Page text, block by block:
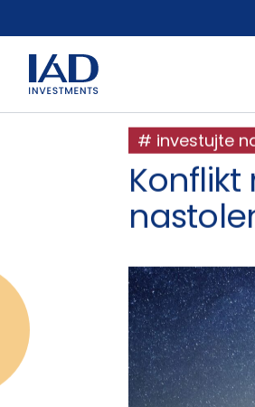
# investujte